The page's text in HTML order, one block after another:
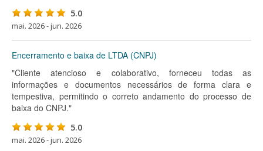
5.0
mai. 2026 - jun. 2026
Encerramento e baixa de LTDA (CNPJ)
"Cliente atencioso e colaborativo, forneceu todas as
informações e documentos necessários de forma clara e
tempestiva, permitindo o correto andamento do processo de
baixa do CNPJ."
5.0
mai. 2026 - jun. 2026